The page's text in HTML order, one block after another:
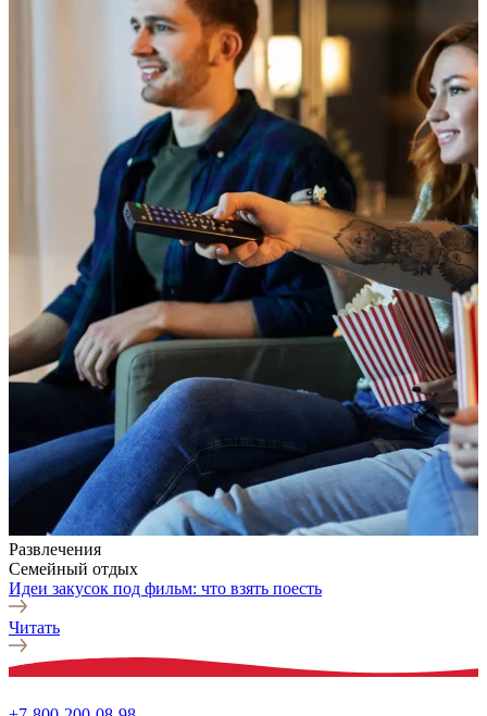
Развлечения
Семейный отдых
Идеи закусок под фильм: что взять поесть
Читать